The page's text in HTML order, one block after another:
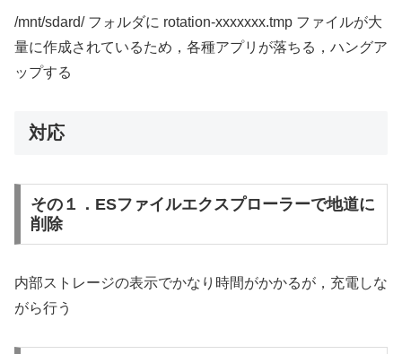
/mnt/sdard/ フォルダに rotation-xxxxxxx.tmp ファイルが大
量に作成されているため，各種アプリが落ちる，ハングア
ップする
対応
その１．ESファイルエクスプローラーで地道に
削除
内部ストレージの表示でかなり時間がかかるが，充電しな
がら行う